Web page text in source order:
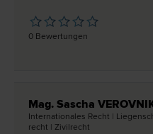
0 Bewertungen
Mag. Sascha
Internationales Recht |
recht | Zivil­recht